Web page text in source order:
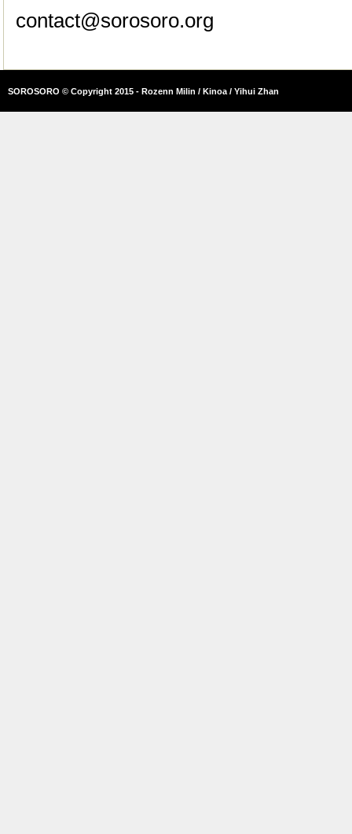
contact@sorosoro.org
SOROSORO © Copyright 2015 - Rozenn Milin / Kinoa / Yihui Zhan